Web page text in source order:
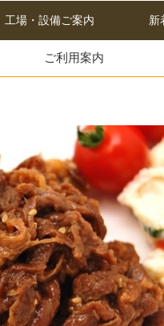
工場・設備ご案内 新
ご利用案内